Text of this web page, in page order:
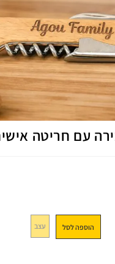
עם חריטה
הוספה לסל עצב